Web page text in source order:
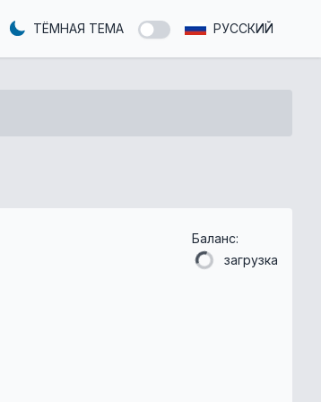
ТЁМНАЯ ТЕМА РУССКИЙ
Баланс:
загрузка